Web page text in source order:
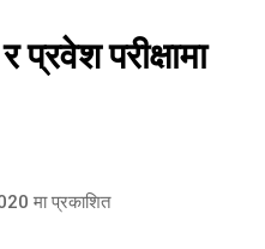
प्रवेश परीक्षामा
मा प्रकाशित